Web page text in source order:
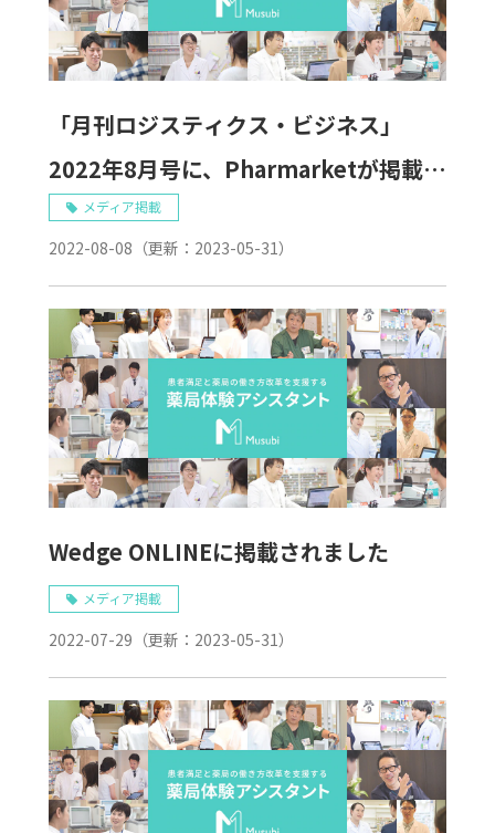
「月刊ロジスティクス・ビジネス」
2022年8月号に、Pharmarketが掲載さ
れました。
メディア掲載
2022-08-08 （更新： 2023-05-31）
Wedge ONLINEに掲載されました
メディア掲載
2022-07-29 （更新： 2023-05-31）